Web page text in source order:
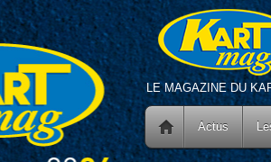
LE MAGAZINE DU
Actus